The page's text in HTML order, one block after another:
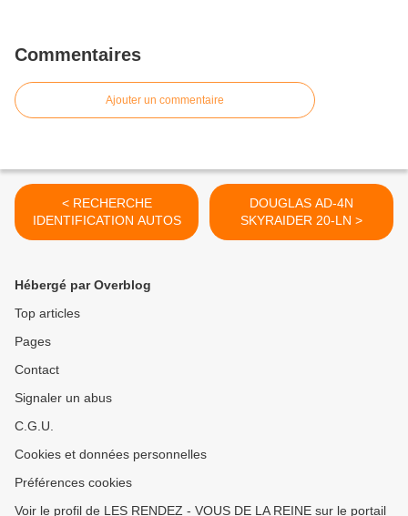
Commentaires
Ajouter un commentaire
< RECHERCHE
IDENTIFICATION AUTOS
DOUGLAS AD-4N
SKYRAIDER 20-LN >
Hébergé par Overblog
Top articles
Pages
Contact
Signaler un abus
C.G.U.
Cookies et données personnelles
Préférences cookies
Voir le profil de LES RENDEZ - VOUS DE LA REINE sur le portail